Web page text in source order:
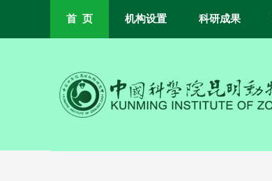
首 页 机构设置 科研成果